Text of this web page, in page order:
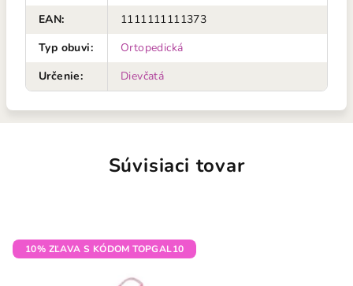
EAN:
1111111111373
Typ obuvi:
Ortopedická
Určenie: Dievčatá
Súvisiaci tovar
10% ZĽAVA S KÓDOM TOPGAL10